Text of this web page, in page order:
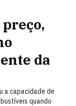
preço,
da
a capacidade de
quando